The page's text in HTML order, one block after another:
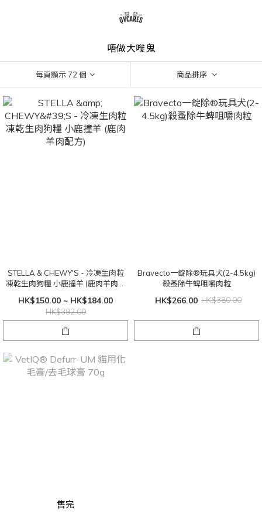
唔做大嘥鬼
每頁顯示 72 個 商品排序
STELLA & CHEWY'S - 冷凍生肉粒
凍乾生肉狗糧 小鹿撞羊 (鹿肉羊肉配
HK$150.00 ~ HK$184.00
HK$392.00
Bravecto一錠除®玩具犬(2-4.5kg)
殺蚤除牛蜱咀嚼肉粒
HK$266.00 HK$380.00
售完